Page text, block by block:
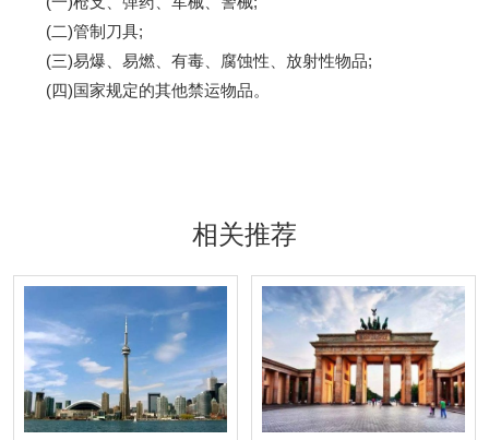
(二)管制刀具;
(三)易爆、易燃、有毒、腐蚀性、放射性物品;
(四)国家规定的其他禁运物品。
相关推荐